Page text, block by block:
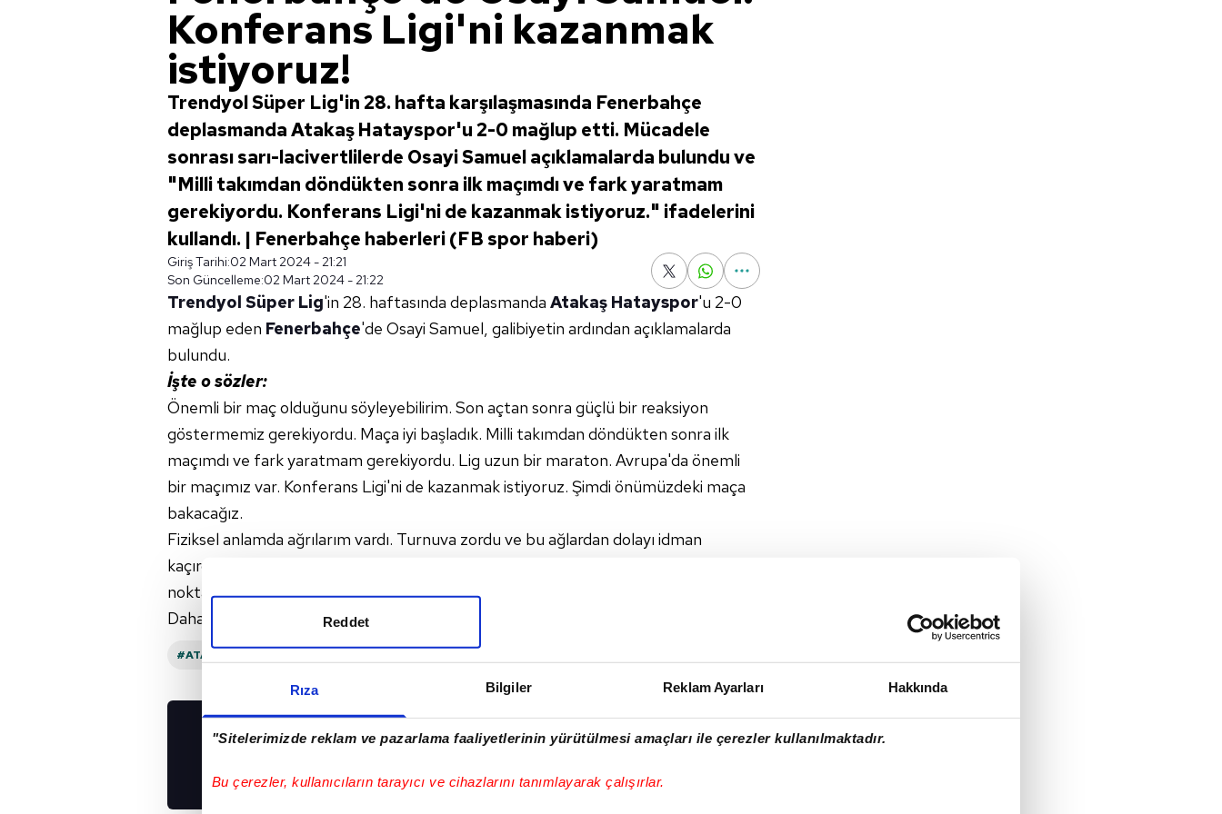
Rıza Bilgiler Reklam Ayarları Hakkında
"Sitelerimizde reklam ve pazarlama faaliyetlerinin yürütülmesi amaçları ile çerezler kullanılmaktadır.
Bu çerezler, kullanıcıların tarayıcı ve cihazlarını tanımlayarak çalışırlar.
Reddet
Konferans Ligi'ni kazanmak
istiyoruz!
Trendyol Süper Lig'in 28. hafta karşılaşmasında Fenerbahçe
deplasmanda Atakaş Hatayspor'u 2-0 mağlup etti. Mücadele
sonrası sarı-lacivertlilerde Osayi Samuel açıklamalarda bulundu ve
"Milli takımdan döndükten sonra ilk maçımdı ve fark yaratmam
gerekiyordu. Konferans Ligi'ni de kazanmak istiyoruz." ifadelerini
kullandı. | Fenerbahçe haberleri (FB spor haberi)
Giriş Tarihi:02 Mart 2024 - 21:21
Son Güncelleme:02 Mart 2024 - 21:22
Trendyol Süper Lig'in 28. haftasında deplasmanda Atakaş Hatayspor'u 2-0
mağlup eden Fenerbahçe'de Osayi Samuel, galibiyetin ardından açıklamalarda
bulundu.
İşte o sözler:
Önemli bir maç olduğunu söyleyebilirim. Son açtan sonra güçlü bir reaksiyon
göstermemiz gerekiyordu. Maça iyi başladık. Milli takımdan döndükten sonra ilk
maçımdı ve fark yaratmam gerekiyordu. Lig uzun bir maraton. Avrupa'da önemli
bir maçımız var. Konferans Ligi'ni de kazanmak istiyoruz. Şimdi önümüzdeki maça
bakacağız.
Fiziksel anlamda ağrılarım vardı. Turnuva zordu ve bu ağlardan dolayı idman
kaçırdım. Döndükten sonra fiziksel anlamda çalışmam oldu. Şu anda daha iyi bir
noktaya geleceğimi düşünüyorum. Sabırsızlıkla önümüzdeki maçları bekliyorum.
Daha iyi performans göstereceğimi düşünüyorum.
#ATAKAŞ HATAYSPOR
UYGULAMALARIMIZI